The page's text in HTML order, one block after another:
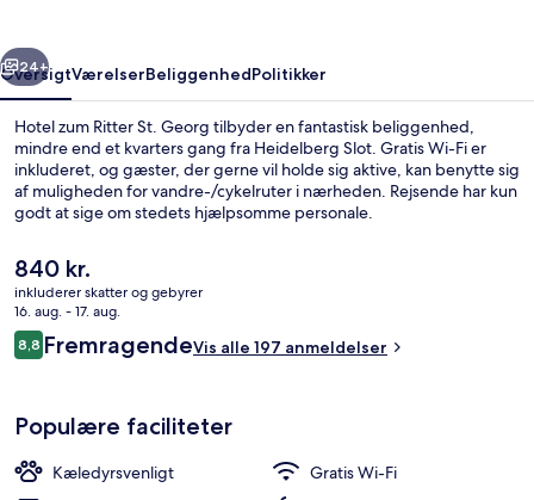
Næste
24+
OversigtVærelserBeliggenhedPolitikker
Hotel zum Ritter St. Georg tilbyder en fantastisk beliggenhed,
mindre end et kvarters gang fra Heidelberg Slot. Gratis Wi-Fi er
inkluderet, og gæster, der gerne vil holde sig aktive, kan benytte sig
af muligheden for vandre-/cykelruter i nærheden. Rejsende har kun
godt at sige om stedets hjælpsomme personale.
Den
nuværende
pris
er
840 kr.
840 kr.
inkluderer skatter og gebyrer
16. aug. - 17. aug.
Anmeldelser
8,88,8 ud af 10.
FremragendeVis alle 197 anmeldelser
Populære faciliteter
Kæledyrsvenligt
Gratis Wi-Fi